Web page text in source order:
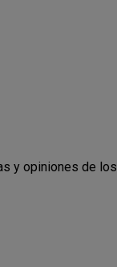
y opiniones de los